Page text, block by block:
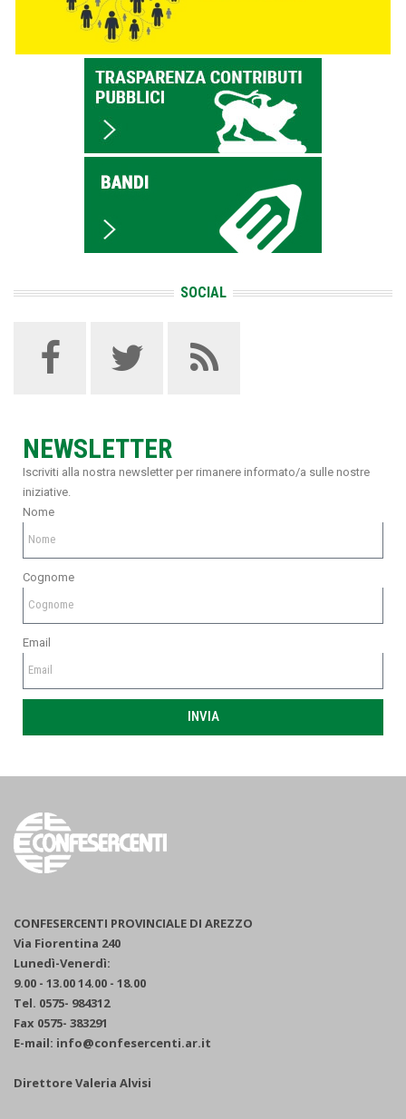
SOCIAL
NEWSLETTER
Iscriviti alla nostra newsletter per rimanere informato/a sulle nostre
iniziative.
Nome
Cognome
Email
INVIA
CONFESERCENTI PROVINCIALE DI AREZZO
Via Fiorentina 240
Lunedì-Venerdì:
9.00 - 13.00 14.00 - 18.00
Tel. 0575- 984312
Fax 0575- 383291
E-mail: info@confesercenti.ar.it
Direttore Valeria Alvisi